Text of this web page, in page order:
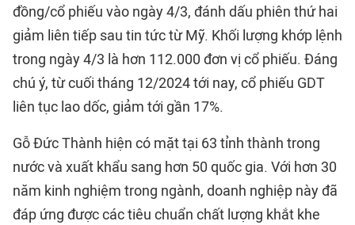
đồng/cổ phiếu vào ngày 4/3, đánh dấu phiên thứ hai
giảm liên tiếp sau tin tức từ Mỹ. Khối lượng khớp lệnh
trong ngày 4/3 là hơn 112.000 đơn vị cổ phiếu. Đáng
chú ý, từ cuối tháng 12/2024 tới nay, cổ phiếu GDT
liên tục lao dốc, giảm tới gần 17%.
Gỗ Đức Thành hiện có mặt tại 63 tỉnh thành trong
nước và xuất khẩu sang hơn 50 quốc gia. Với hơn 30
năm kinh nghiệm trong ngành, doanh nghiệp này đã
đáp ứng được các tiêu chuẩn chất lượng khắt khe